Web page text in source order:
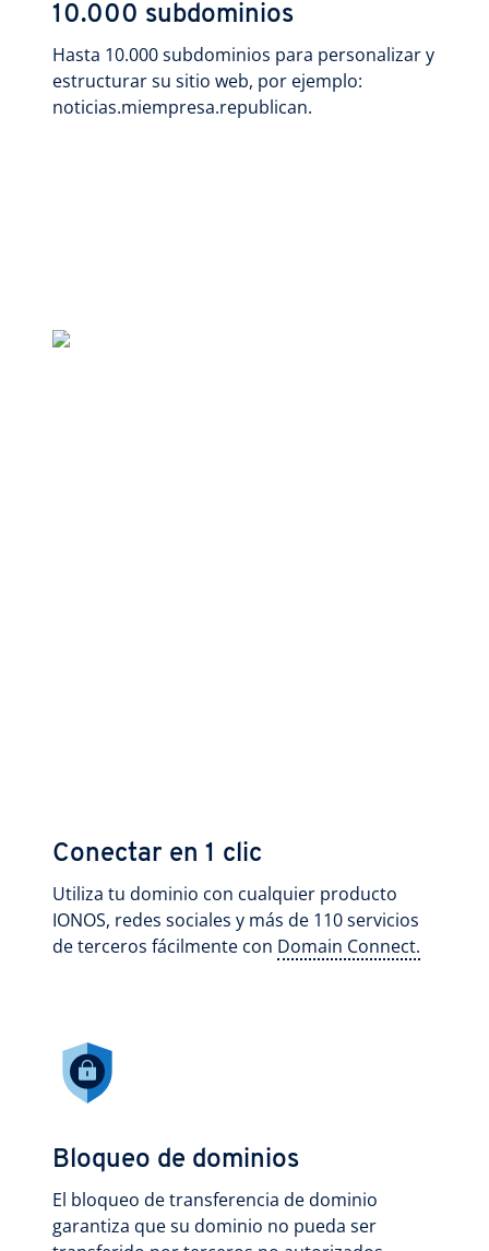
10.000 subdominios
Hasta 10.000 subdominios para personalizar y
estructurar su sitio web, por ejemplo:
noticias.miempresa.republican.
Conectar en 1 clic
Utiliza tu dominio con cualquier producto
IONOS, redes sociales y más de 110 servicios
de terceros fácilmente con Domain Connect.
Bloqueo de dominios
El bloqueo de transferencia de dominio
garantiza que su dominio no pueda ser